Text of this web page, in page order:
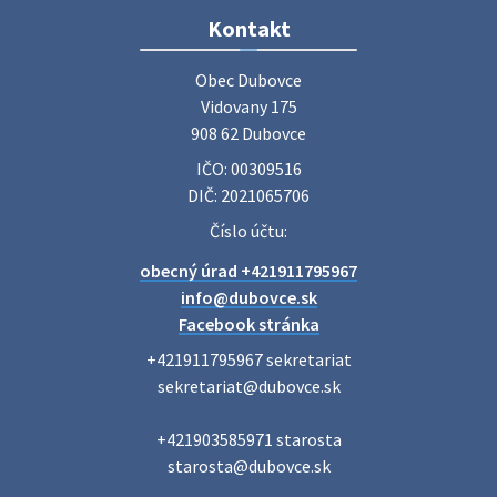
Zájazd do Veľkého Medera
Základná organizácia Únie žien Slovenska Dubovce
srdečne pozýva svoje členky, ich rodinných príslušníkov aj
priateľov na jednodňový zájazd na termálne kúpalisko
Poradne komplexnej pomoci
diskrétne komplexné odborné poradenstvo. Tím
odborníkov Vám pomôžte nájsť riešenie v piatich kľúčových
oblastiach: právo rodina a v…
Voľby do orgánov samosprávnych krajov 2026 V obci
Kontakt
Obec Dubovce
Vidovany 175
908 62 Dubovce
IČO: 00309516
DIČ: 2021065706
Číslo účtu:
obecný úrad +421911795967
info@dubovce.sk
Facebook stránka
+421911795967 sekretariat
sekretariat@dubovce.sk
+421903585971 starosta
starosta@dubovce.sk